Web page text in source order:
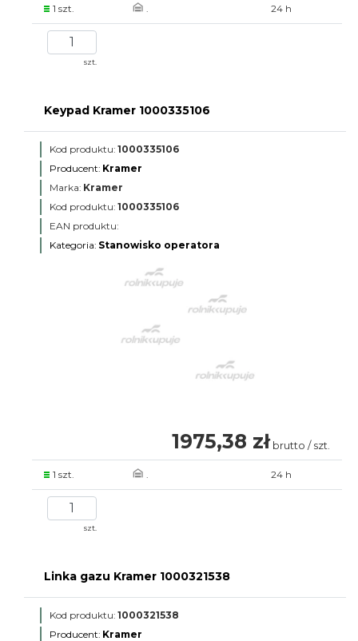
1 szt. . 24 h
szt.
Keypad Kramer 1000335106
Kod produktu: 1000335106
Producent: Kramer
Marka: Kramer
Kod produktu: 1000335106
EAN produktu:
Kategoria: Stanowisko operatora
1975,38 zł brutto / szt.
1 szt. . 24 h
szt.
Linka gazu Kramer 1000321538
Kod produktu: 1000321538
Producent: Kramer